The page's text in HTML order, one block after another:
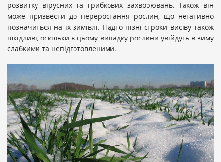
розвитку вірусних та грибкових захворювань. Також він
може призвести до переростання рослин, що негативно
позначиться на їх зимівлі. Надто пізні строки висіву також
шкідливі, оскільки в цьому випадку рослини увійдуть в зиму
слабкими та непідготовленими.